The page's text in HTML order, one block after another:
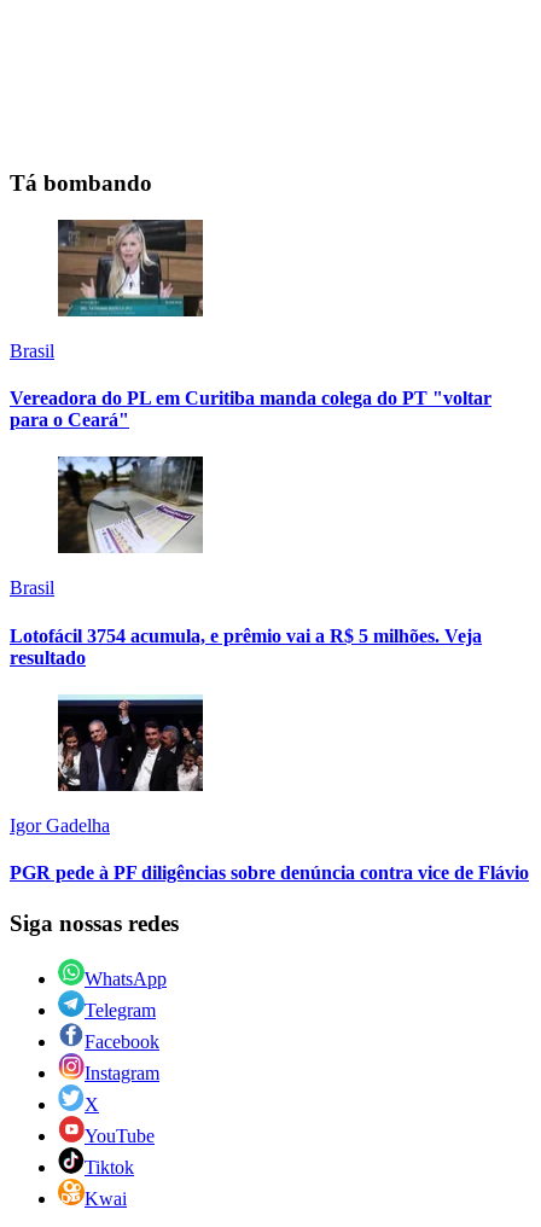
Tá bombando
Brasil
Vereadora do PL em Curitiba manda colega do PT "voltar
para o Ceará"
Brasil
Lotofácil 3754 acumula, e prêmio vai a R$ 5 milhões. Veja
resultado
Igor Gadelha
PGR pede à PF diligências sobre denúncia contra vice de Flávio
Siga nossas redes
WhatsApp
Telegram
Facebook
Instagram
X
YouTube
Tiktok
Kwai